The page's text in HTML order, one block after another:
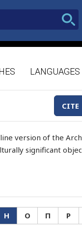
LANGUAGES
CITE
version of the
significant
Н О П Р